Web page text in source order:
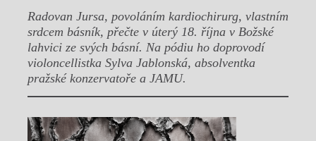
Radovan Jursa, povoláním kardiochirurg, vlastním
srdcem básník, přečte v úterý 18. října v Božské
lahvici ze svých básní. Na pódiu ho doprovodí
violoncellistka Sylva Jablonská, absolventka
pražské konzervatoře a JAMU.